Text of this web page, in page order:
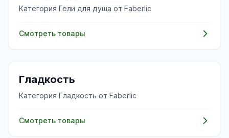
Категория Гели для душа от Faberlic
Смотреть товары
✨
Гладкость
Категория Гладкость от Faberlic
Смотреть товары